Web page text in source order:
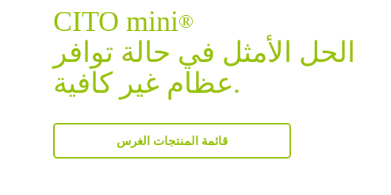
CITO mini®
الحل الأمثل في حالة توافر
عظام غير كافية.
قائمة المنتجات الغرس